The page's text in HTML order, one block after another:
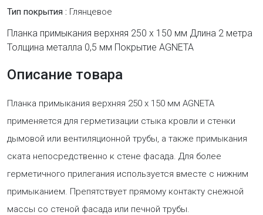
Тип покрытия : Глянцевое
Планка примыкания верхняя 250 х 150 мм Длина 2 метра
Толщина металла 0,5 мм Покрытие AGNETA
Описание товара
Планка примыкания верхняя 250 х 150 мм AGNETA
применяется для герметизации стыка кровли и стенки
дымовой или вентиляционной трубы, а также примыкания
ската непосредственно к стене фасада. Для более
герметичного прилегания используется вместе с нижним
примыканием. Препятствует прямому контакту снежной
массы со стеной фасада или печной трубы.